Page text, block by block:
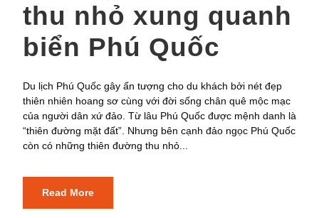
thu nhỏ xung quanh
biển Phú Quốc
Du lịch Phú Quốc gây ấn tượng cho du khách bởi nét đẹp
thiên nhiên hoang sơ cùng với đời sống chân quê mộc mạc
của người dân xứ đảo. Từ lâu Phú Quốc được mệnh danh là
“thiên đường mặt đất”. Nhưng bên cạnh đảo ngọc Phú Quốc
còn có những thiên đường thu nhỏ...
Read More